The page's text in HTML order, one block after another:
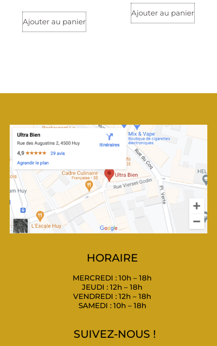
Ajouter au panier
Ajouter au panier
HORAIRE
MERCREDI : 10h – 18h
JEUDI : 12h – 18h
VENDREDI : 12h – 18h
SAMEDI : 10h – 18h
SUIVEZ-NOUS !